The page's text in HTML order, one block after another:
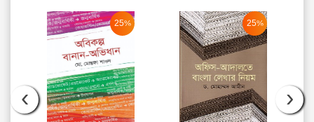
25% 25%
‹ ›